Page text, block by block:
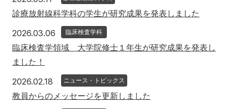
診療放射線科学科の学生が研究成果を発表しました
2026.03.06 2026年3月6日
臨床検査学科
臨床検査学領域 大学院修士１年生が研究成果を発表し
ました！
2026.02.18 2026年2月18日
ニュース・トピックス
教員からのメッセージを更新しました